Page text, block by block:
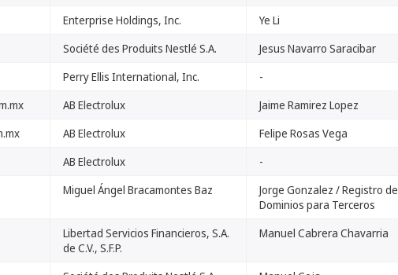
Enterprise Holdings, Inc. Ye Li
Société des Produits Nestlé S.A. Jesus Navarro Saracibar
Perry Ellis International, Inc. -
AB Electrolux Jaime Ramirez Lopez
AB Electrolux Felipe Rosas Vega
AB Electrolux -
Miguel Ángel Bracamontes Baz
Jorge Gonzalez / Registro de
Dominios para Terceros
Libertad Servicios Financieros, S.A.
de C.V., S.F.P.
Manuel Cabrera Chavarria